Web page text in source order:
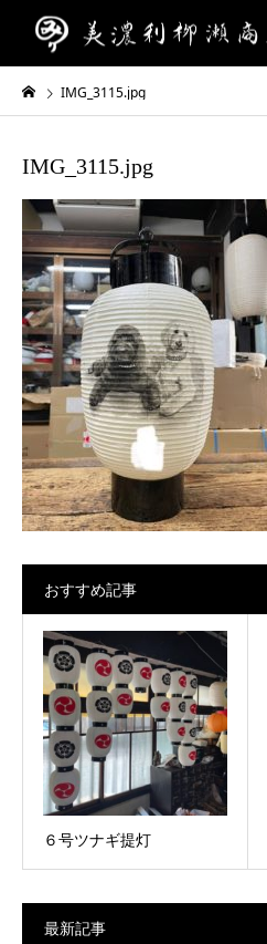
IMG_3115.jpg
IMG_3115.jpg
おすすめ記事
６号ツナギ提灯
最新記事